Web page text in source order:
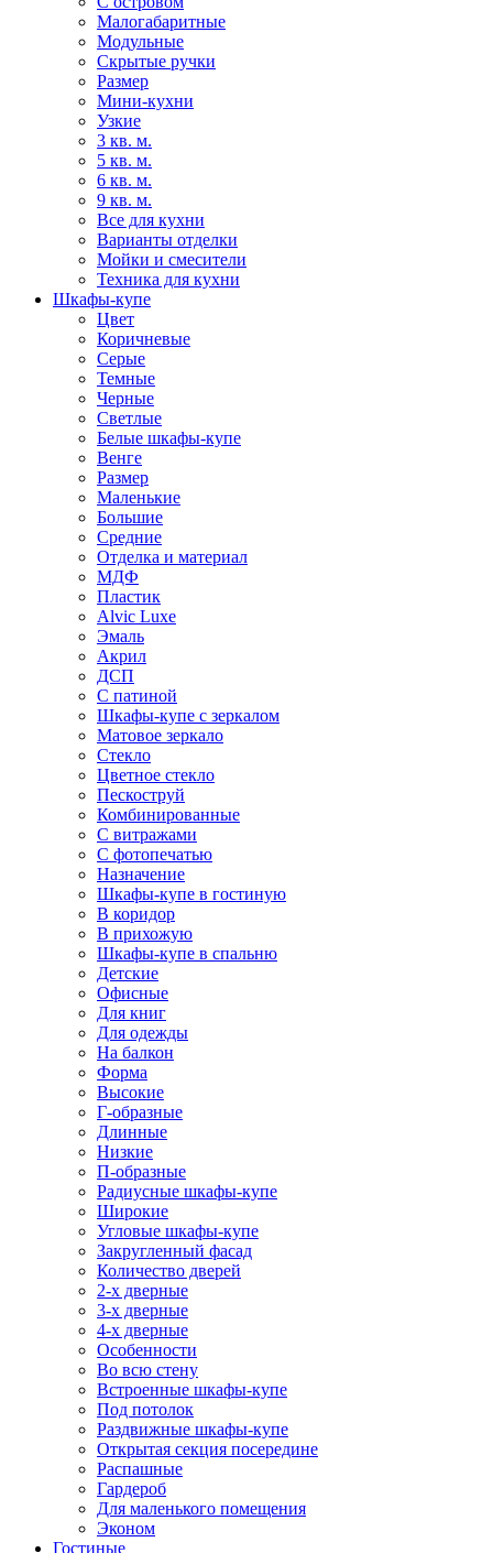
Малогабаритные
Модульные
Скрытые ручки
Размер
Мини-кухни
Узкие
3 кв. м.
5 кв. м.
6 кв. м.
9 кв. м.
Все для кухни
Варианты отделки
Мойки и смесители
Техника для кухни
Шкафы-купе
Цвет
Коричневые
Серые
Темные
Черные
Светлые
Белые шкафы-купе
Венге
Размер
Маленькие
Большие
Средние
Отделка и материал
МДФ
Пластик
Alvic Luxe
Эмаль
Акрил
ДСП
С патиной
Шкафы-купе с зеркалом
Матовое зеркало
Стекло
Цветное стекло
Пескоструй
Комбинированные
С витражами
С фотопечатью
Назначение
Шкафы-купе в гостиную
В коридор
В прихожую
Шкафы-купе в спальню
Детские
Офисные
Для книг
Для одежды
На балкон
Форма
Высокие
Г-образные
Длинные
Низкие
П-образные
Радиусные шкафы-купе
Широкие
Угловые шкафы-купе
Закругленный фасад
Количество дверей
2-х дверные
3-х дверные
4-х дверные
Особенности
Во всю стену
Встроенные шкафы-купе
Под потолок
Раздвижные шкафы-купе
Открытая секция посередине
Распашные
Гардероб
Для маленького помещения
Эконом
Гостиные